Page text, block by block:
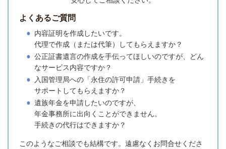
よくあるご質問
内容証明を作成したいです。
代理で作成（または代筆）してもらえますか？
公正証書遺言の作成を手伝ってほしいのですが、どん
なサービス内容ですか？
入国管理局への「永住の許可申請」手続きを
サポートしてもらえますか？
遺族年金を申請したいのですが、
年金事務所に出向くことができません。
手続きの代行はできますか？
このようなご相談でも結構です。遠慮なく お問合せくださ